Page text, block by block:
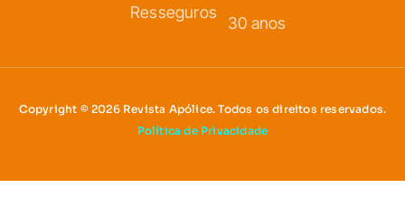
Resseguros
30 anos
Copyright © 2026 Revista Apólice. Todos os direitos reservados.
Política de Privacidade